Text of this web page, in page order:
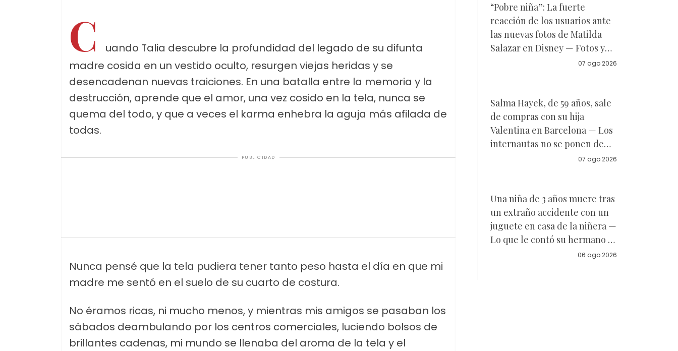
C
uando Talia descubre la profundidad del legado de su difunta
madre cosida en un vestido oculto, resurgen viejas heridas y se
desencadenan nuevas traiciones. En una batalla entre la memoria y la
destrucción, aprende que el amor, una vez cosido en la tela, nunca se
quema del todo, y que a veces el karma enhebra la aguja más afilada de
todas.
PUBLICIDAD
Nunca pensé que la tela pudiera tener tanto peso hasta el día en que mi
madre me sentó en el suelo de su cuarto de costura.
No éramos ricas, ni mucho menos, y mientras mis amigos se pasaban los
sábados deambulando por los centros comerciales, luciendo bolsos de
brillantes cadenas, mi mundo se llenaba del aroma de la tela y el
“Pobre niña”: La fuerte
reacción de los usuarios ante
las nuevas fotos de Matilda
Salazar en Disney — Fotos y
07 ago 2026
Salma Hayek, de 59 años, sale
de compras con su hija
Valentina en Barcelona — Los
internautas no se ponen de
acuerdo sobre a quién se07 ago 2026
Una niña de 3 años muere tras
un extraño accidente con un
juguete en casa de la niñera —
Lo que le contó su hermano a
06 ago 2026